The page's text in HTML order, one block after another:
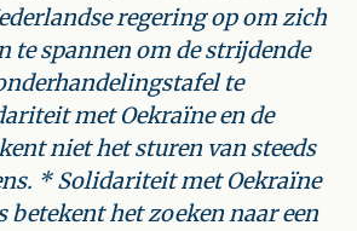
regering op om zich
te spannen om de strijdende
te
met Oekraïne en de
niet het sturen van steeds
* Solidariteit met Oekraïne
betekent het zoeken naar een